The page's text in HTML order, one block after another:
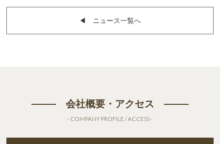
◀︎ ニュース一覧へ
会社概要・アクセス
- COMPANY PROFILE / ACCESS -